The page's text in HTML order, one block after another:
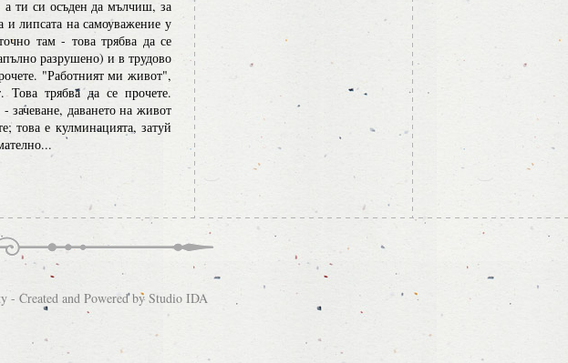
а ти си осъден да мълчиш, за
и липсата на самоуважение у
там - това трябва да се
разрушено) и в трудово
"Работният ми живот",
Това трябва да се прочете.
даването на живот
това е кулминацията, затуй
- Created and Powered by Studio IDA